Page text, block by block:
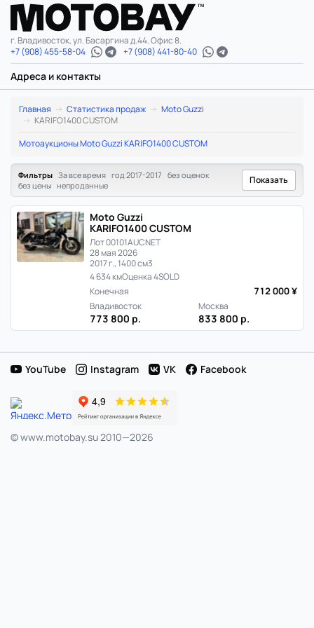
г. Владивосток, ул. Басаргина д.44. Офис 8.
+7 (908) 455-58-04
+7 (908) 441-80-40
Адреса и контакты
Moto
Guzzi
KARIFO1400
CUSTOM:
статистика
цен
и
продаж
в
Японии
Главная Статистика продаж
Moto Guzzi
KARIFO1400 CUSTOM
Мотоаукционы Moto Guzzi KARIFO1400 CUSTOM
Фильтры За все время год 2017-2017 без оценок
без цены непроданные Показать
Moto Guzzi
KARIFO1400 CUSTOM
Лот 00101AUCNET
28 мая 2026
2017 г., 1400 см3
4 634 кмОценка 4SOLD
Конечная
712 000 ¥
Владивосток
773 800 р.
Москва
833 800 р.
YouTube Instagram VK Facebook
© www.motobay.su 2010—2026